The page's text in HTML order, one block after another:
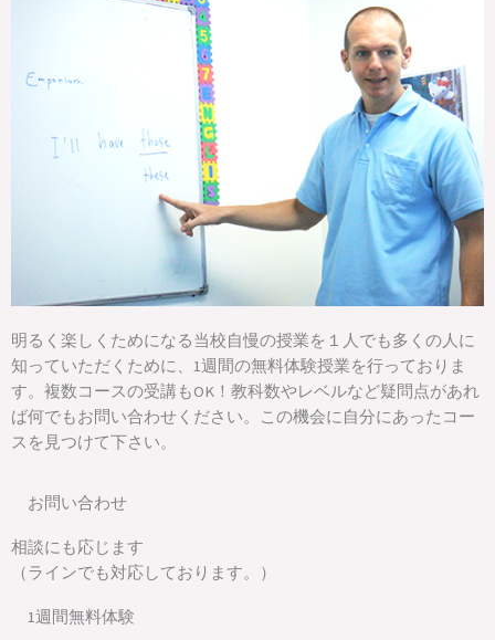
明るく楽しくためになる当校自慢の授業を１人でも多くの人に
知っていただくために、1週間の無料体験授業を行っておりま
す。複数コースの受講もOK！教科数やレベルなど疑問点があれ
ば何でもお問い合わせください。この機会に自分にあったコー
スを見つけて下さい。
お問い合わせ
相談にも応じます
（ラインでも対応しております。）
1週間無料体験